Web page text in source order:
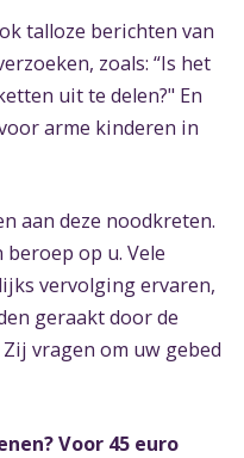
talloze berichten van
zoals: “Is het
uit te delen?" En
arme kinderen in
aan deze noodkreten.
op u. Vele
vervolging ervaren,
geraakt door de
vragen om uw gebed
Voor 45 euro